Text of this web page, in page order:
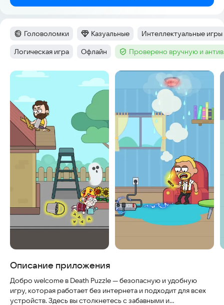
Категория:
Головоломки Категория:
Казуальные Тег:
Интеллектуальные игры
Тег :
Логическая игра Тег:
Офлайн Тег :Проверено вручную и
Скриншоты
Описание приложения
Добро welcome в Death Puzzle — безопасную и удобную
игру, которая работает без интернета и подходит для всех
устройств. Здесь вы столкнетесь с забавными и